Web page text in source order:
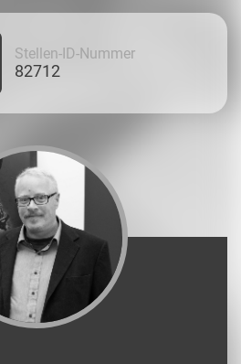
Stellen-ID-Nummer
82712